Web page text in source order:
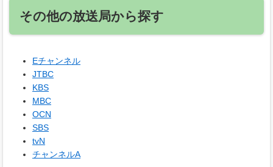
その他の放送局から探す
Eチャンネル
JTBC
KBS
MBC
OCN
SBS
tvN
チャンネルA